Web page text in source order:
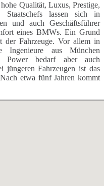
Qualität, Luxus, Prestige,
lassen sich in
und auch Geschäftsführer
eines BMWs. Ein Grund
der Fahrzeuge. Vor allem in
Ingenieure aus München
Power bedarf aber auch
jüngeren Fahrzeugen ist das
etwa fünf Jahren kommt